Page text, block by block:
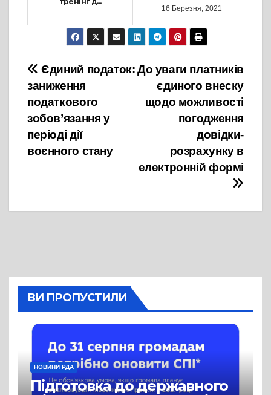
3 Вересня, 2024
16 Березня, 2021
Навігація
записів
До уваги платників
єдиного внеску
щодо можливості
погодження
довідки-
розрахунку в
електронній формі
Єдиний податок:
заниження
податкового
зобов’язання у
періоді дії
воєнного стану
ВИ ПРОПУСТИЛИ
НОВИНИ РДА
Підготовка до державного